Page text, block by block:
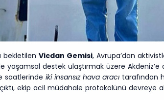
bekletilen Vicdan Gemisi, Avrupa’dan
yaşamsal destek ulaştırmak üzere Akdeniz’e
saatlerinde iki insansız hava aracı tarafından
ekip acil müdahale protokolünü devreye